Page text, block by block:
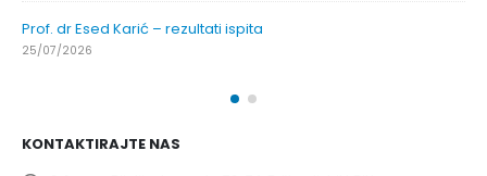
Prof. dr Esed Karić – rezultati ispita
25/07/2026
KONTAKTIRAJTE NAS